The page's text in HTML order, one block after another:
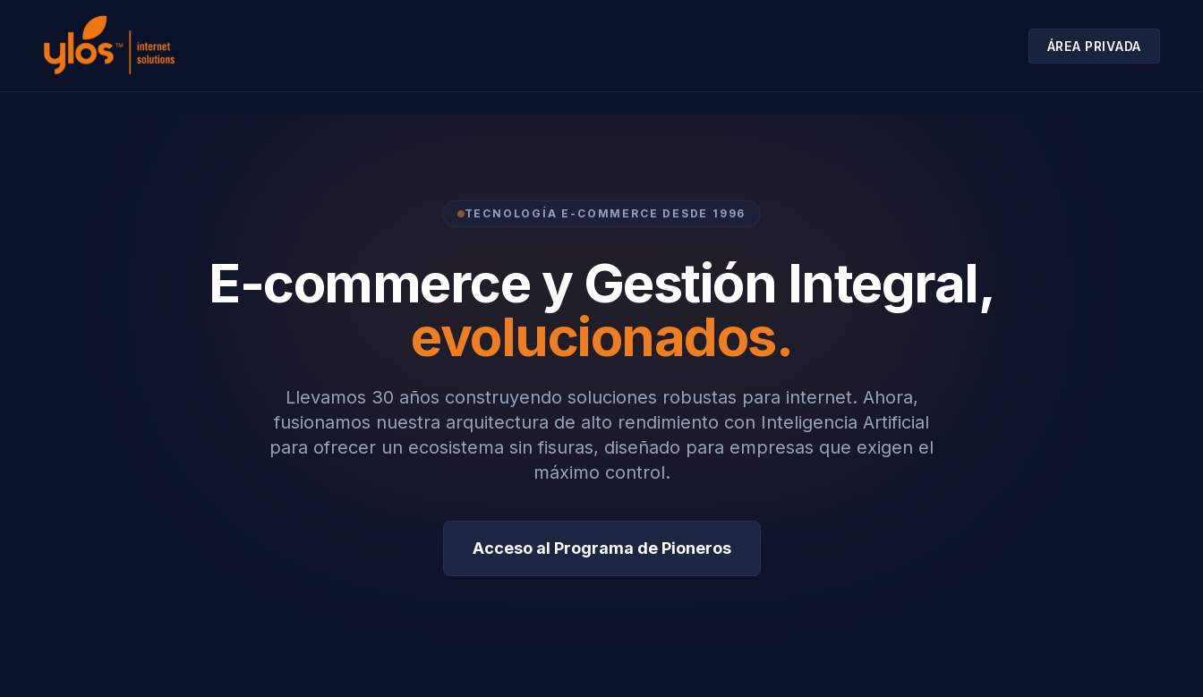
ÁREA PRIVADA
TECNOLOGÍA E-COMMERCE DESDE 1996
E-commerce y Gestión Integral,
evolucionados.
Llevamos 30 años construyendo soluciones robustas para internet. Ahora,
fusionamos nuestra arquitectura de alto rendimiento con Inteligencia Artificial
para ofrecer un ecosistema sin fisuras, diseñado para empresas que exigen el
máximo control.
Acceso al Programa de Pioneros